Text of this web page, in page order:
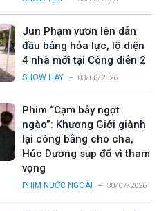
Jun Phạm vươn lên dẫn
đầu bảng hỏa lực, lộ diện
4 nhà mới tại Công diễn 2
SHOW HAY 03/08/2026
Phim “Cạm bẫy ngọt
ngào”: Khương Giới giành
lại công bằng cho cha,
Húc Dương sụp đổ vì tham
vọng
PHIM NƯỚC NGOÀI 30/07/2026